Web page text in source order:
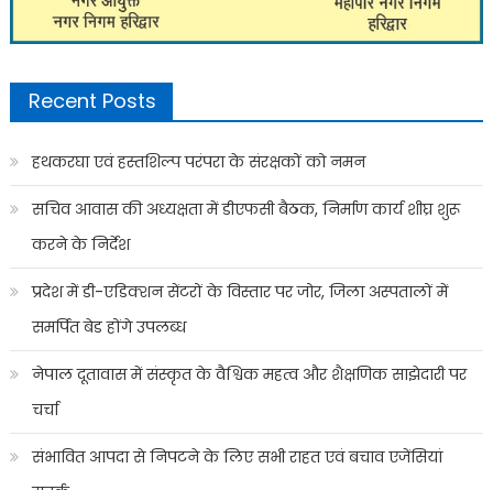
Recent Posts
हथकरघा एवं हस्तशिल्प परंपरा के संरक्षकों को नमन
सचिव आवास की अध्यक्षता में डीएफसी बैठक, निर्माण कार्य शीघ्र शुरू
करने के निर्देश
प्रदेश में डी-एडिक्शन सेंटरों के विस्तार पर जोर, जिला अस्पतालों में
समर्पित बेड होंगे उपलब्ध
नेपाल दूतावास में संस्कृत के वैश्विक महत्व और शैक्षणिक साझेदारी पर
चर्चा
संभावित आपदा से निपटने के लिए सभी राहत एवं बचाव एजेंसियां